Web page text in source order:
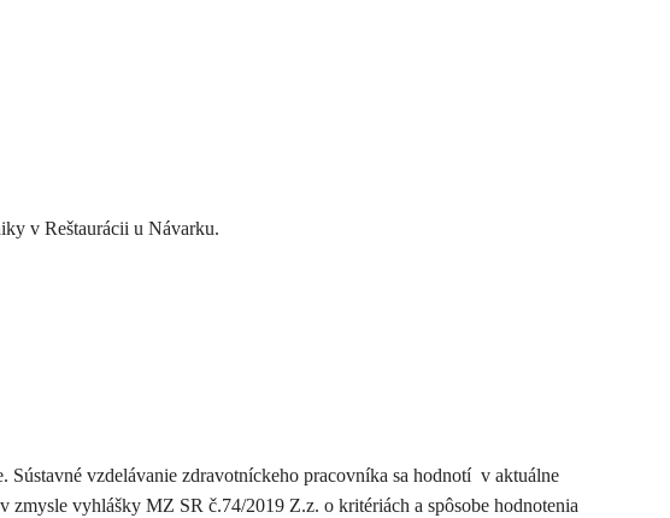
v Reštaurácii u Návarku.
vzdelávanie zdravotníckeho pracovníka sa hodnotí v aktuálne
vyhlášky MZ SR č.74/2019 Z.z. o kritériách a spôsobe hodnotenia